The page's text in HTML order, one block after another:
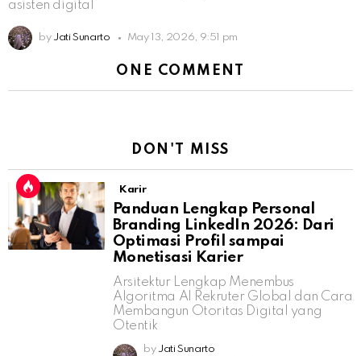
asisten digital
by Jati Sunarto May 13, 2026, 9:51 pm
ONE COMMENT
DON'T MISS
Karir
Panduan Lengkap Personal
Branding LinkedIn 2026: Dari
Optimasi Profil sampai
Monetisasi Karier
Arsitektur Lengkap Menembus
Algoritma AI Rekruter Global dan Cara
Membangun Otoritas Digital yang
Otentik
by Jati Sunarto